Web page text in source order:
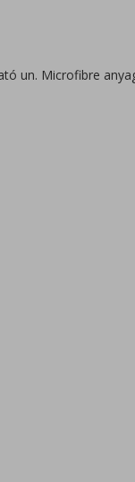
un. Microfibre